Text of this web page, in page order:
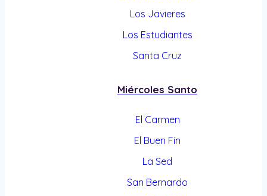
Los Javieres
Los Estudiantes
Santa Cruz
Miércoles Santo
El Carmen
El Buen Fin
La Sed
San Bernardo